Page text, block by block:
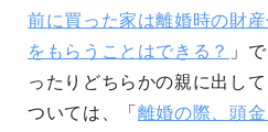
前に買った家は離婚時の財
をもらうことはできる？ 」
ったりどちらかの親に出し
ついては、「 離婚の際、頭